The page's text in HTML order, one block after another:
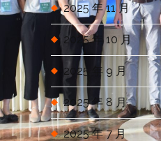
2025 年 11 月
2025 年 10 月
2025 年 9 月
2025 年 8 月
2025 年 7 月